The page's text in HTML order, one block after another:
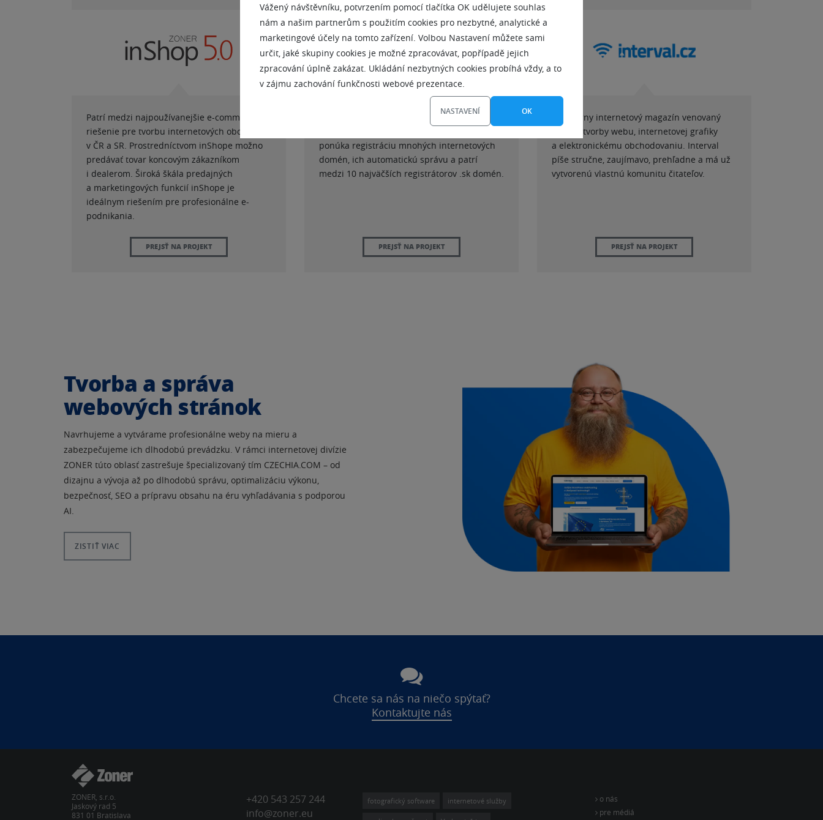
Vážený návštěvníku, potvrzením pomocí tlačítka OK udělujete souhlas
nám a našim partnerům s použitím cookies pro nezbytné, analytické a
marketingové účely na tomto zařízení. Volbou Nastavení můžete sami
určit, jaké skupiny cookies je možné zpracovávat, popřípadě jejich
zpracování úplně zakázat. Ukládání nezbytných cookies probíhá vždy, a to
v zájmu zachování funkčnosti webové prezentace.
NASTAVENÍ OK
Patrí medzi najpoužívanejšie e-commerce
riešenie pre tvorbu internetových obchodov
v ČR a SR. Prostredníctvom inShope možno
predávať tovar koncovým zákazníkom
i dealerom. Široká škála predajných
a marketingových funkcií inShope je
ideálnym riešením pre profesionálne e-
podnikania.
PREJSŤ NA PROJEKT
Vznikla v roku 2003 po úspešnom zisku
ponúka registráciu mnohých internetových
domén, ich automatickú správu a patrí
medzi 10 najväčších registrátorov .sk domén.
PREJSŤ NA PROJEKT
Populárny internetový magazín venovaný
témam tvorby webu, internetovej grafiky
a elektronickému obchodovaniu. Interval
píše stručne, zaujímavo, prehľadne a má už
vytvorenú vlastnú komunitu čitateľov.
PREJSŤ NA PROJEKT
Tvorba a správa
webových stránok
Navrhujeme a vytvárame profesionálne weby na mieru a
zabezpečujeme ich dlhodobú prevádzku. V rámci internetovej divízie
ZONER túto oblasť zastrešuje špecializovaný tím CZECHIA.COM – od
dizajnu a vývoja až po dlhodobú správu, optimalizáciu výkonu,
bezpečnosť, SEO a prípravu obsahu na éru vyhľadávania s podporou
AI.
ZISTIŤ VIAC
Chcete sa nás na niečo spýtať?
Kontaktujte nás
ZONER, s.r.o.
Jaskový rad 5
831 01 Bratislava
+420 543 257 244
info@zoner.eu
fotografický software internetové služby
o nás
pre médiá